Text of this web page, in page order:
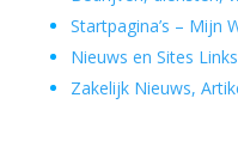
Startpagina’s – Mijn
Nieuws en Sites
Zakelijk Nieuws,